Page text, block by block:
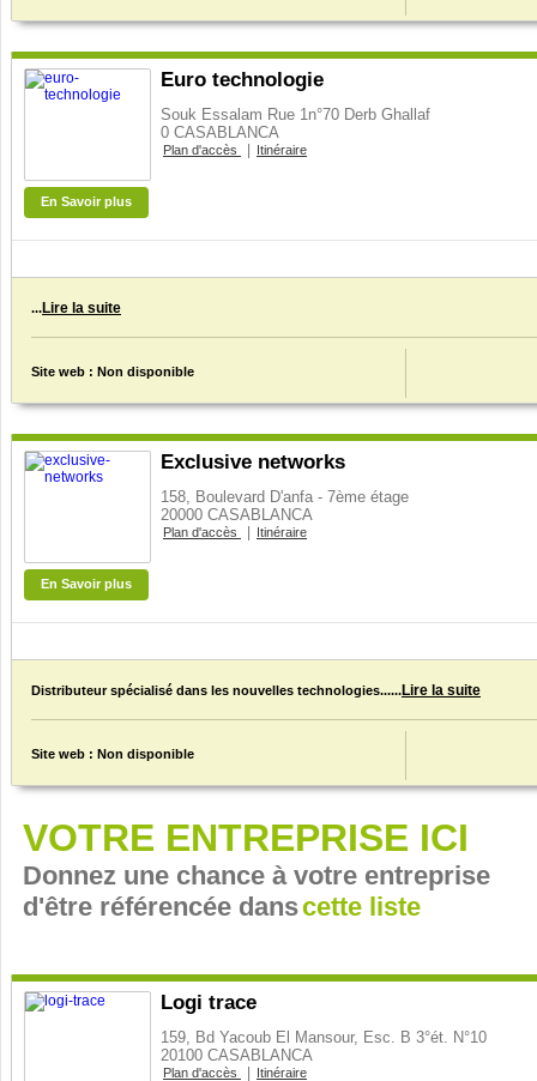
En Savoir plus
Euro technologie
Souk Essalam Rue 1n°70 Derb Ghallaf
0 CASABLANCA
Plan d'accès Itinéraire
...Lire la suite
Site web : Non disponible
En Savoir plus
Exclusive networks
158, Boulevard D'anfa - 7ème étage
20000 CASABLANCA
Plan d'accès Itinéraire
Distributeur spécialisé dans les nouvelles technologies......Lire la suite
Site web : Non disponible
VOTRE ENTREPRISE ICI
Donnez une chance à votre entreprise
d'être référencée danscette liste
Logi trace
159, Bd Yacoub El Mansour, Esc. B 3°ét. N°10
20100 CASABLANCA
Plan d'accès Itinéraire